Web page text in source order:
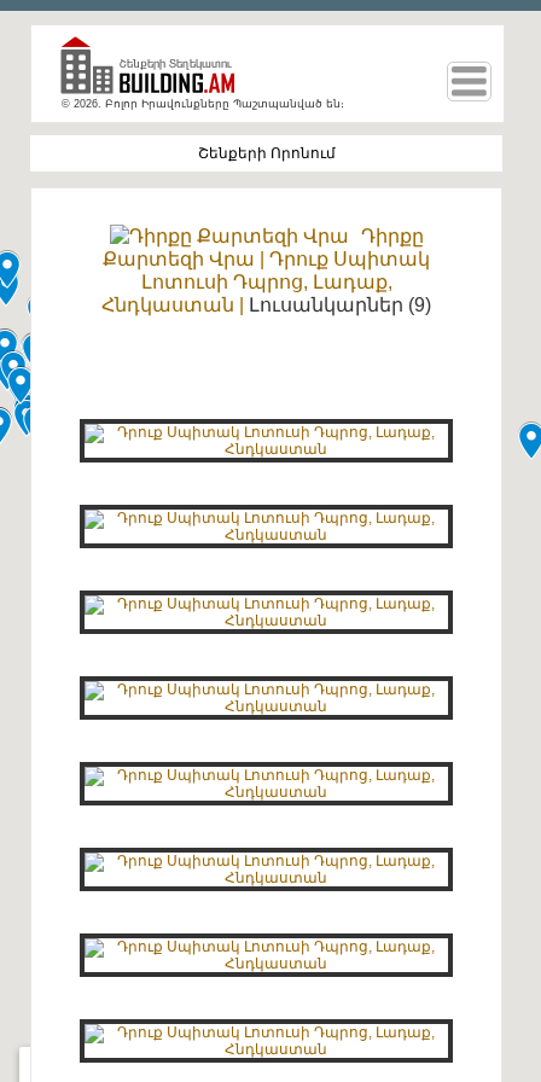
© 2026. Բոլոր Իրավունքները Պաշտպանված են։
Դիրքը
Քարտեզի Վրա |Դրուք Սպիտակ
Լոտուսի Դպրոց, Լադաք,
Հնդկաստան
Լուսանկարներ (9)